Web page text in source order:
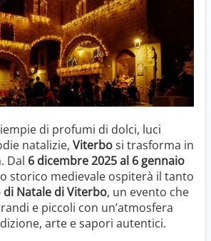
di profumi di dolci, luci
natalizie, Viterbosi trasforma in
Dal 6 dicembre 2025 al 6 gennaio
storico medievale ospiterà il tanto
Natale di Viterbo, un evento che
e piccoli con un’atmosfera
arte e sapori autentici.